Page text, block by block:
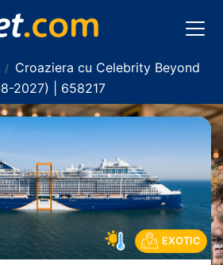
Croaziera cu Celebrity Beyond
2027) | 658217
EXOTIC